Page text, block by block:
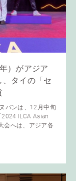
）がアジア
タイの「セ
バンは、12月中旬
ILCA Asian
会へは、アジア各